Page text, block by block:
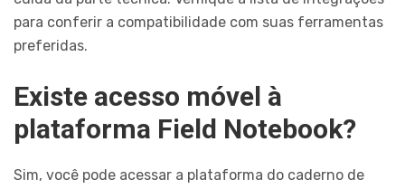
para conferir a compatibilidade com suas ferramentas
preferidas.
Existe acesso móvel à
plataforma Field Notebook?
Sim, você pode acessar a plataforma do caderno de